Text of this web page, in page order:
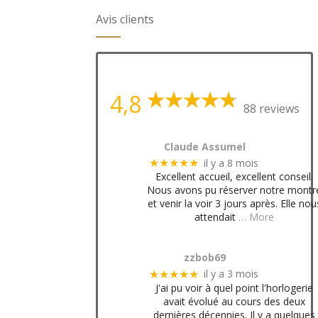
Avis clients
4,8 88 reviews
Claude Assumel
★★★★★ il y a 8 mois
Excellent accueil, excellent conseil.
Nous avons pu réserver notre
et venir la voir 3 jours après. Elle
attendait … More
zzbob69
★★★★★ il y a 3 mois
J'ai pu voir à quel point l'horlogerie
avait évolué au cours des deux
dernières décennies. Il y a quelques